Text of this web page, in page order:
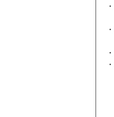
・
・
・
・